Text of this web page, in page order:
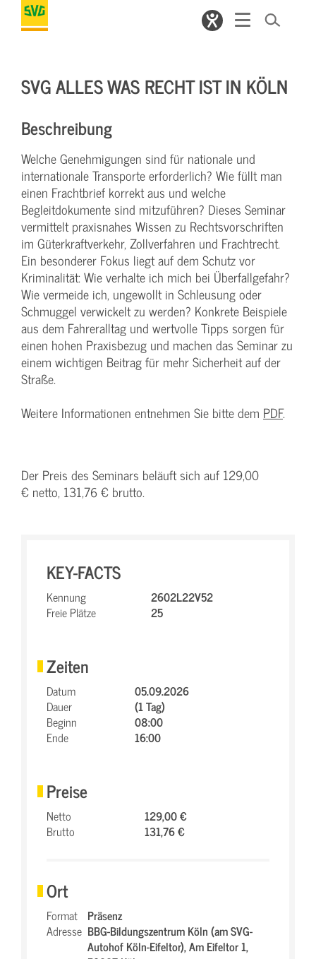
SVG ALLES WAS RECHT IST IN KÖLN
Beschreibung
Welche Genehmigungen sind für nationale und
internationale Transporte erforderlich? Wie füllt man
einen Frachtbrief korrekt aus und welche
Begleitdokumente sind mitzuführen? Dieses Seminar
vermittelt praxisnahes Wissen zu Rechtsvorschriften
im Güterkraftverkehr, Zollverfahren und Frachtrecht.
Ein besonderer Fokus liegt auf dem Schutz vor
Kriminalität: Wie verhalte ich mich bei Überfallgefahr?
Wie vermeide ich, ungewollt in Schleusung oder
Schmuggel verwickelt zu werden? Konkrete Beispiele
aus dem Fahreralltag und wertvolle Tipps sorgen für
einen hohen Praxisbezug und machen das Seminar zu
einem wichtigen Beitrag für mehr Sicherheit auf der
Straße.
Weitere Informationen entnehmen Sie bitte dem PDF.
Der Preis des Seminars beläuft sich auf 129,00
€ netto, 131,76 € brutto.
KEY-FACTS
Kennung
2602L22V52
Freie Plätze
25
Zeiten
Datum
05.09.2026
Dauer
(1 Tag)
Beginn
08:00
Ende
16:00
Preise
Netto
129,00 €
Brutto
131,76 €
Ort
Format Präsenz
Adresse BBG-Bildungszentrum Köln (am SVG-
Autohof Köln-Eifeltor),Am Eifeltor 1,